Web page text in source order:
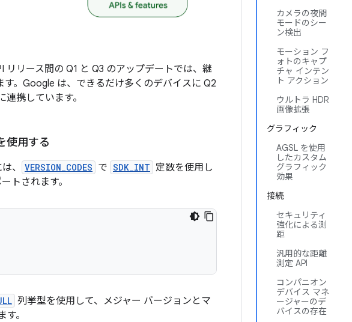
カメラの夜間
モードのシー
ン検出
モーション フ
ォトのキャプ
チャ インテン
ト アクション
ウルトラ HDR
画像拡張
グラフィック
AGSL を使用
したカスタム
グラフィック
効果
接続
セキュリティ
強化による測
距
汎用的な距離
測定 API
コンパニオン
デバイス マネ
ージャーのデ
バイスの存在
リース間の Q1 と Q3 のアップデートでは、継
。Google は、できるだけ多くのデバイスに Q2
携しています。
使用する
、 VERSION_CODES で SDK_INT 定数を使用し
トされます。
列挙型を使用して、メジャー バージョンとマ
。